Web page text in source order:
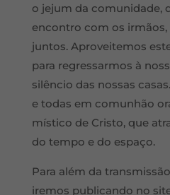
o jejum da comunidade,
encontro com os irmãos,
juntos. Aproveitemos
para regressarmos à
silêncio das nossas
e todas em comunhão
místico de Cristo, que
do tempo e do espaço.
Para além da
iremos publicando no